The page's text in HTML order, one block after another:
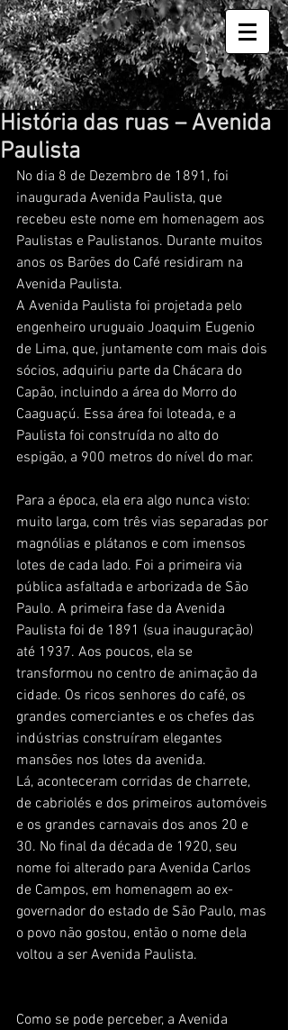
História das ruas – Avenida
Paulista
No dia 8 de Dezembro de 1891, foi
inaugurada Avenida Paulista, que
recebeu este nome em homenagem aos
Paulistas e Paulistanos. Durante muitos
anos os Barões do Café residiram na
Avenida Paulista.
A Avenida Paulista foi projetada pelo
engenheiro uruguaio Joaquim Eugenio
de Lima, que, juntamente com mais dois
sócios, adquiriu parte da Chácara do
Capão, incluindo a área do Morro do
Caaguaçú. Essa área foi loteada, e a
Paulista foi construída no alto do
espigão, a 900 metros do nível do mar.
Para a época, ela era algo nunca visto:
muito larga, com três vias separadas por
magnólias e plátanos e com imensos
lotes de cada lado. Foi a primeira via
pública asfaltada e arborizada de São
Paulo. A primeira fase da Avenida
Paulista foi de 1891 (sua inauguração)
até 1937. Aos poucos, ela se
transformou no centro de animação da
cidade. Os ricos senhores do café, os
grandes comerciantes e os chefes das
indústrias construíram elegantes
mansões nos lotes da avenida.
Lá, aconteceram corridas de charrete,
de cabriolés e dos primeiros automóveis
e os grandes carnavais dos anos 20 e
30. No final da década de 1920, seu
nome foi alterado para Avenida Carlos
de Campos, em homenagem ao ex-
governador do estado de São Paulo, mas
o povo não gostou, então o nome dela
voltou a ser Avenida Paulista.
Como se pode perceber, a Avenida